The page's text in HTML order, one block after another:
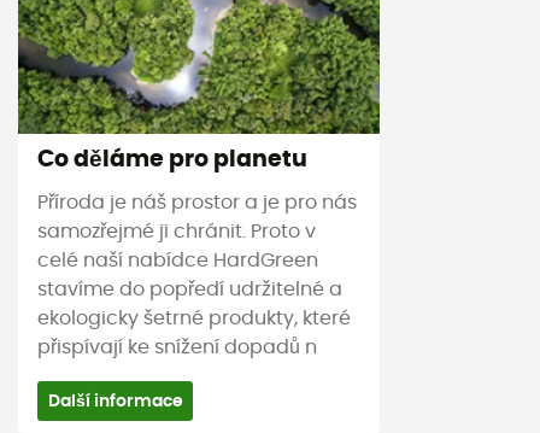
Co děláme pro planetu
Příroda je náš prostor a je pro nás
samozřejmé ji chránit. Proto v
celé naší nabídce HardGreen
stavíme do popředí udržitelné a
ekologicky šetrné produkty, které
přispívají ke snížení dopadů n
Další informace